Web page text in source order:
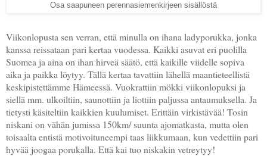
Osa saapuneen perennasiemenkirjeen sisällöstä
Viikonlopusta sen verran, että minulla on ihana ladyporukka, jonka
kanssa reissataan pari kertaa vuodessa. Kaikki asuvat eri puolilla
Suomea ja aina on ihan hirveä säätö, että kaikille viidelle sopiva
aika ja paikka löytyy. Tällä kertaa tavattiin lähellä maantieteellistä
keskipistettämme Hämeessä. Vuokrattiin mökki viikonlopuksi ja
siellä mm. ulkoiltiin, saunottiin ja liottiin paljussa antaumuksella. Ja
tietysti käsiteltiin kaikkien kuulumiset. Erittäin virkistävää! Tosin
niskani on vähän jumissa 150km/ suunta ajomatkasta, mutta olen
toisaalta entistä motivoituneempi taas liikkumaan, kun vedettiin pari
hyvää joogaa porukalla. Että kai tuo niskakin vetreytyy!